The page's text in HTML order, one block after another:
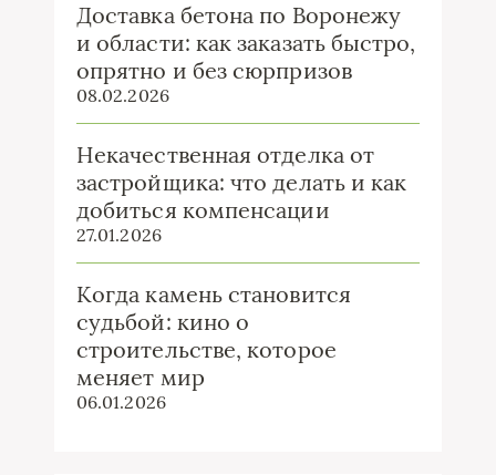
Доставка бетона по Воронежу
и области: как заказать быстро,
опрятно и без сюрпризов
08.02.2026
Некачественная отделка от
застройщика: что делать и как
добиться компенсации
27.01.2026
Когда камень становится
судьбой: кино о
строительстве, которое
меняет мир
06.01.2026